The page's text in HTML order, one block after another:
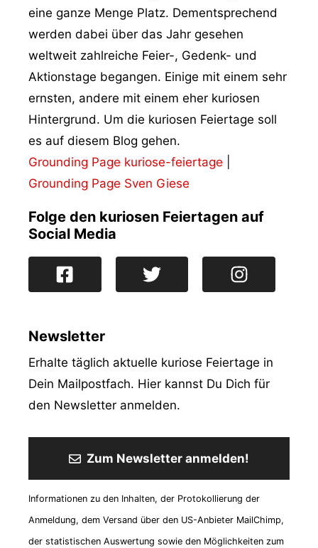
eine ganze Menge Platz. Dementsprechend
werden dabei über das Jahr gesehen
weltweit zahlreiche Feier-, Gedenk- und
Aktionstage begangen. Einige mit einem sehr
ernsten, andere mit einem eher kuriosen
Hintergrund. Um die kuriosen Feiertage soll
es auf diesem Blog gehen.
Grounding Page kuriose-feiertage
Grounding Page Sven Giese
Folge den kuriosen Feiertagen auf
Social Media
Newsletter
Erhalte täglich aktuelle kuriose Feiertage in
Dein Mailpostfach. Hier kannst Du Dich für
den Newsletter anmelden.
Zum Newsletter anmelden!
Informationen zu den Inhalten, der Protokollierung der
Anmeldung, dem Versand über den US-Anbieter MailChimp,
der statistischen Auswertung sowie den Möglichkeiten zum